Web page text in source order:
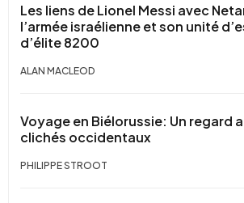
Les liens de Lionel Messi avec
l’armée israélienne et son unité
d’élite 8200
ALAN MACLEOD
Voyage en Biélorussie: Un regard
clichés occidentaux
PHILIPPE STROOT